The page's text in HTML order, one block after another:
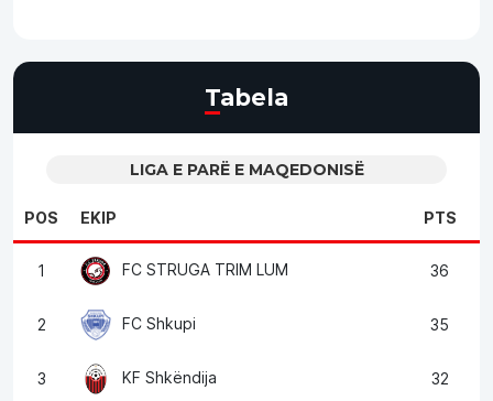
Tabela
LIGA E PARË E MAQEDONISË
POS EKIP PTS
1 FC STRUGA TRIM LUM 36
2 FC Shkupi 35
3 KF Shkëndija 32